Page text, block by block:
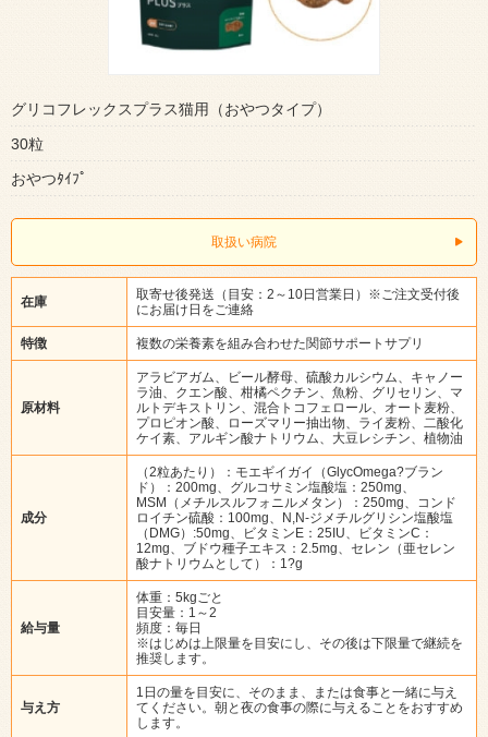
グリコフレックスプラス猫用（おやつタイプ）
30粒
おやつﾀｲﾌﾟ
取扱い病院
在庫
取寄せ後発送（目安：2～10日営業日）※ご注文受付後
にお届け日をご連絡
特徴 複数の栄養素を組み合わせた関節サポートサプリ
原材料
アラビアガム、ビール酵母、硫酸カルシウム、キャノー
ラ油、クエン酸、柑橘ペクチン、魚粉、グリセリン、マ
ルトデキストリン、混合トコフェロール、オート麦粉、
プロピオン酸、ローズマリー抽出物、ライ麦粉、二酸化
ケイ素、アルギン酸ナトリウム、大豆レシチン、植物油
成分
（2粒あたり）：モエギイガイ（GlycOmega?ブラン
ド）：200mg、グルコサミン塩酸塩：250mg、
MSM（メチルスルフォニルメタン）：250mg、コンド
ロイチン硫酸：100mg、N,N-ジメチルグリシン塩酸塩
（DMG）:50mg、ビタミンE：25IU、ビタミンC：
12mg、ブドウ種子エキス：2.5mg、セレン（亜セレン
酸ナトリウムとして）：1?g
給与量
体重：5kgごと
目安量：1～2
頻度：毎日
※はじめは上限量を目安にし、その後は下限量で継続を
推奨します。
与え方
1日の量を目安に、そのまま、または食事と一緒に与え
てください。朝と夜の食事の際に与えることをおすすめ
します。